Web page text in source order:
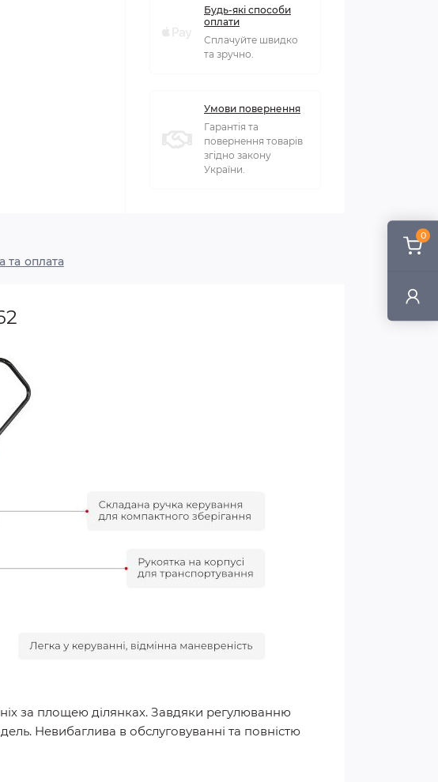
0
Будь-які способи
оплати
Сплачуйте швидко
та зручно.
Умови повернення
Гарантія та
повернення товарів
згідно закону
України.
та оплата
за площею ділянках. Завдяки регулюванню
Невибаглива в обслуговуванні та повністю